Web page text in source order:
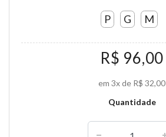
P G M
R$ 96,00
em 3x de R$ 32,00
Quantidade